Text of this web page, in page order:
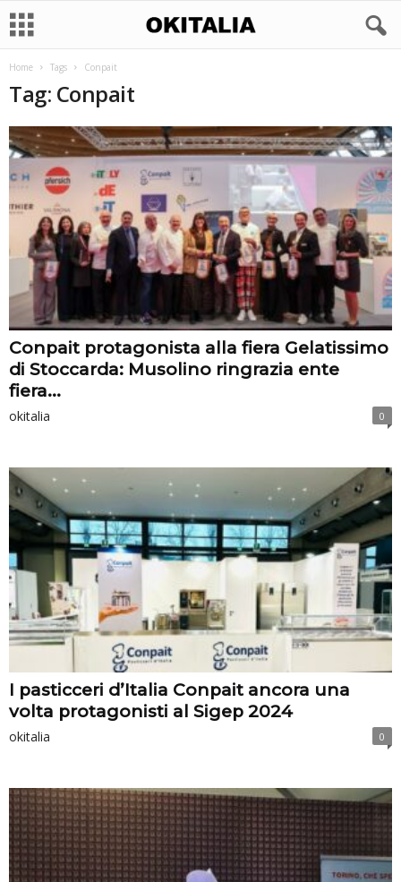
Home Tags Conpait
Tag: Conpait
Conpait protagonista alla fiera Gelatissimo
di Stoccarda: Musolino ringrazia ente
fiera...
okitalia 0
I pasticceri d’Italia Conpait ancora una
volta protagonisti al Sigep 2024
okitalia 0